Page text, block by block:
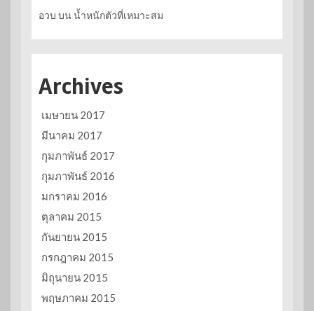
อวบ บน น้ำหนักตัวที่เหมาะสม
Archives
เมษายน 2017
มีนาคม 2017
กุมภาพันธ์ 2017
กุมภาพันธ์ 2016
มกราคม 2016
ตุลาคม 2015
กันยายน 2015
กรกฎาคม 2015
มิถุนายน 2015
พฤษภาคม 2015